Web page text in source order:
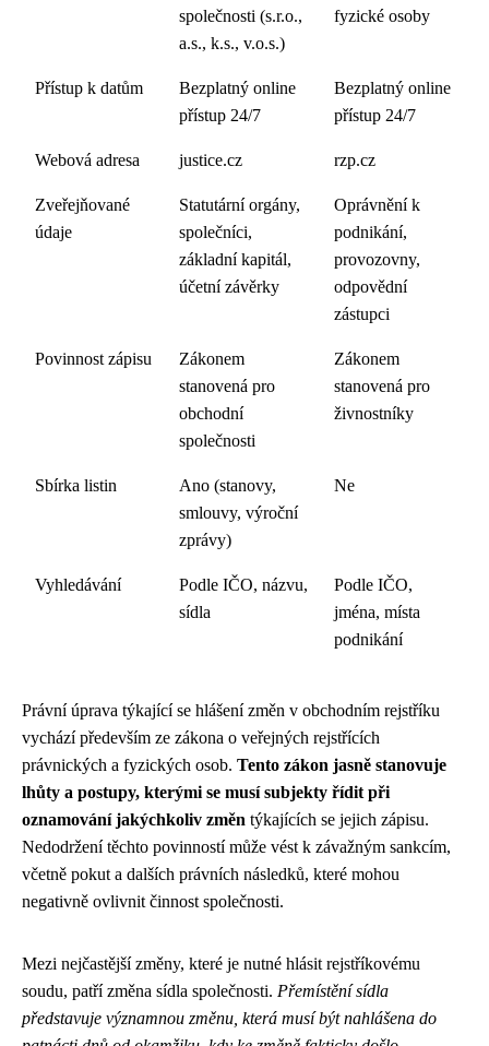
společnosti (s.r.o.,
a.s., k.s., v.o.s.)
fyzické osoby
Přístup k datům
Bezplatný online
přístup 24/7
Bezplatný online
přístup 24/7
Webová adresa justice.cz rzp.cz
Zveřejňované
údaje
Statutární orgány,
společníci,
základní kapitál,
účetní závěrky
Oprávnění k
podnikání,
provozovny,
odpovědní
zástupci
Povinnost zápisu
Zákonem
stanovená pro
obchodní
společnosti
Zákonem
stanovená pro
živnostníky
Sbírka listin
Ano (stanovy,
smlouvy, výroční
zprávy)
Ne
Vyhledávání
Podle IČO, názvu,
sídla
Podle IČO,
jména, místa
podnikání
Právní úprava týkající se hlášení změn v obchodním rejstříku
vychází především ze zákona o veřejných rejstřících
právnických a fyzických osob. Tento zákon jasně stanovuje
lhůty a postupy, kterými se musí subjekty řídit při
oznamování jakýchkoliv změn týkajících se jejich zápisu.
Nedodržení těchto povinností může vést k závažným sankcím,
včetně pokut a dalších právních následků, které mohou
negativně ovlivnit činnost společnosti.
Mezi nejčastější změny, které je nutné hlásit rejstříkovému
soudu, patří změna sídla společnosti. Přemístění sídla
představuje významnou změnu, která musí být nahlášena do